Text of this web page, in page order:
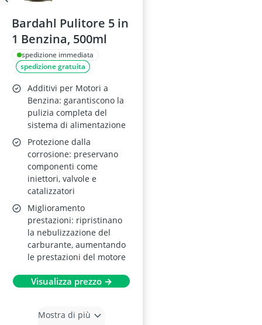
Bardahl Pulitore 5 in
1 Benzina, 500ml
spedizione immediata
spedizione gratuita
Additivi per Motori a
Benzina: garantiscono la
pulizia completa del
sistema di alimentazione
Protezione dalla
corrosione: preservano
componenti come
iniettori, valvole e
catalizzatori
Miglioramento
prestazioni: ripristinano
la nebulizzazione del
carburante, aumentando
le prestazioni del motore
Visualizza prezzo →
Mostra di più